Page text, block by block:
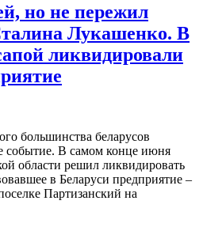
но не пережил
Лукашенко. В
ликвидировали
большинства беларусов
событие. В самом конце июня
области решил ликвидировать
в Беларуси предприятие –
Партизанский на